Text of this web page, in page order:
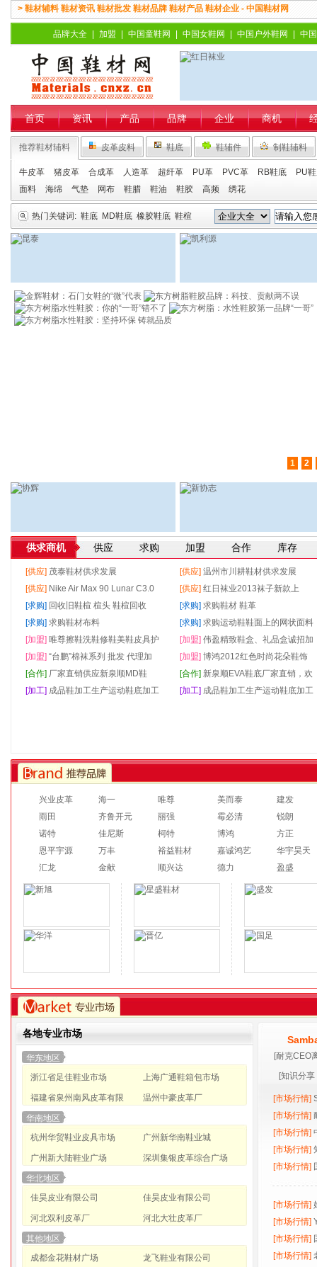
> 鞋材辅料 鞋材资讯 鞋材批发 鞋材品牌 鞋材产品 鞋材企业 - 中国鞋材网
品牌大全 加盟 中国童鞋网 中国女鞋网 中国户外鞋网 中
首页 资讯 产品 品牌 企业 商机
推荐鞋材辅料 皮革皮料 鞋底 鞋辅件 制鞋辅料
牛皮革 猪皮革 合成革 人造革 超纤革 PU革 PVC革 RB鞋底
PU
面料
海绵 气垫 网布 鞋腊 鞋油 鞋胶 高频 绣花
热门关键词: 鞋底 MD鞋底 橡胶鞋底 鞋楦
1 2
供求商机 供应 求购 加盟 合作 库存
[供应] 茂泰鞋材供求发展 [供应] 温州市川耕鞋材供求发展
[供应] Nike Air Max 90 Lunar C3.0
（25周年）
[供应] 红日袜业2013袜子新款上
市，欢迎广大新老客户前来洽谈合
作
[求购] 回收旧鞋楦 楦头 鞋楦回收 [求购] 求购鞋材 鞋革
[求购] 求购鞋材布料 [求购] 求购运动鞋鞋面上的网状面料
[加盟] 唯尊擦鞋洗鞋修鞋美鞋皮具护
理诚招加盟
[加盟] 伟盈精致鞋盒、礼品盒诚招加
盟代理商
[加盟] “台鹏”棉袜系列 批发 代理加
盟
[加盟] 博鸿2012红色时尚花朵鞋饰
XQ07-2574
[合作] 厂家直销供应新泉顺MD鞋
底，欢迎广大新老客户前来洽谈合
[合作] 新泉顺EVA鞋底厂家直销，欢
迎广大新老客户前来洽谈合作
[加工] 成品鞋加工生产运动鞋底加工
[加工] 成品鞋加工生产运动鞋底加工
兴业皮革 海一 唯尊 美而泰
建发
雨田
齐鲁开元 丽强 霉必清
锐朗
诺特
佳尼斯 柯特 博鸿
方正
恩平宇源
万丰 裕益鞋材 嘉诚鸿艺
华宇昊天
汇龙
金献 顺兴达 德力 盈盛
各地专业市场
华东地区
浙江省足佳鞋业市场
上海广通鞋箱包市场
福建省泉州南风皮革有限 温州中豪皮革厂
华南地区
杭州华贸鞋业皮具市场
广州新华南鞋业城
广州新大陆鞋业广场 深圳集银皮革综合广场
华北地区
佳昊皮业有限公司
佳昊皮业有限公司
河北双利皮革厂 河北大壮皮革厂
其他地区
成都金花鞋材广场
龙飞鞋业有限公司
[耐克CEO
[知识分享
[市场行情]
[市场行情]
[市场行情]
[市场行情]
[市场行情]
[市场行情]
[市场行情]
[市场行情]
[市场行情]